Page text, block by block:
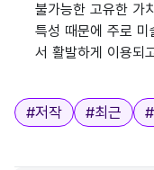
불가능한 고유한 가
특성 때문에 주로 미
서 활발하게 이용되
태그
#저작 #최근 #